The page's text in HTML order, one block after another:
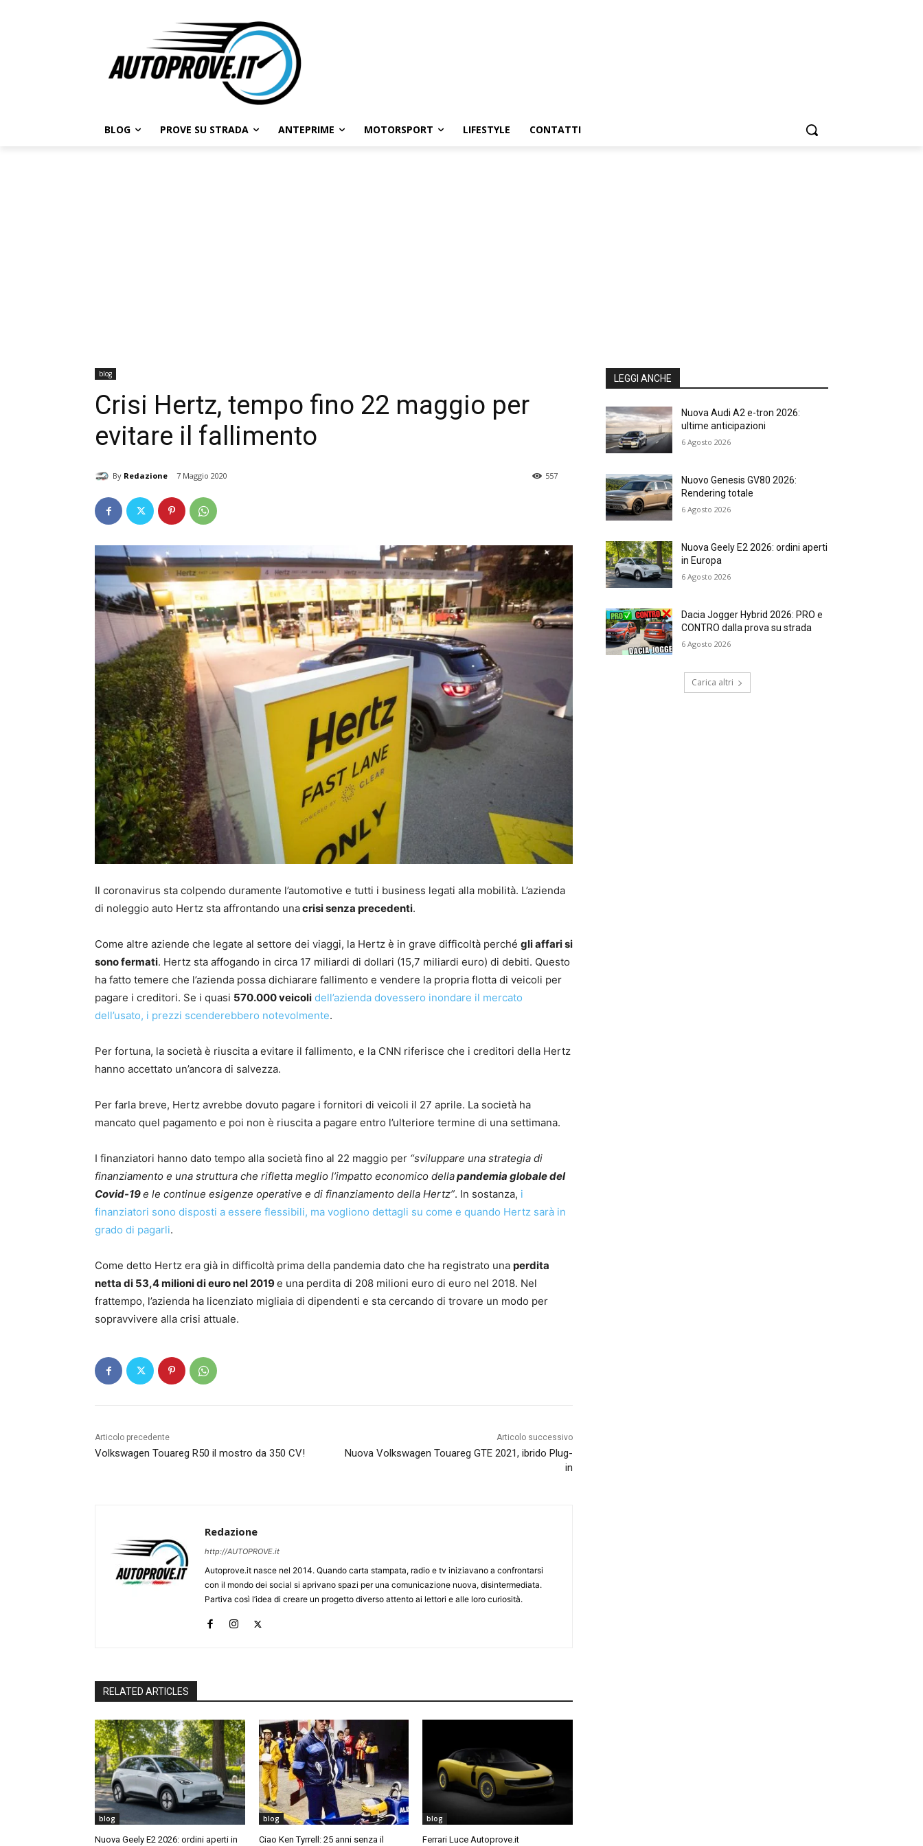
BLOG PROVE SU STRADA ANTEPRIME MOTORSPORT LIFESTYLE CONTATTI
blog
Crisi Hertz, tempo fino 22 maggio per
evitare il fallimento
By Redazione 7 Maggio 2020 557
Il coronavirus sta colpendo duramente l’automotive e tutti i business legati alla mobilità. L’azienda
di noleggio auto Hertz sta affrontando unacrisi senza precedenti.
Come altre aziende che legate al settore dei viaggi, la Hertz è in grave difficoltà perché gli affari si
sono fermati. Hertz sta affogando in circa 17 miliardi di dollari (15,7 miliardi euro) di debiti. Questo
ha fatto temere che l’azienda possa dichiarare fallimento e vendere la propria flotta di veicoli per
pagare i creditori. Se i quasi 570.000 veicoli dell’azienda dovessero inondare il mercato
dell’usato, i prezzi scenderebbero notevolmente.
Per fortuna, la società è riuscita a evitare il fallimento, e la CNN riferisce che i creditori della Hertz
hanno accettato un’ancora di salvezza.
Per farla breve, Hertz avrebbe dovuto pagare i fornitori di veicoli il 27 aprile. La società ha
mancato quel pagamento e poi non è riuscita a pagare entro l’ulteriore termine di una settimana.
I finanziatori hanno dato tempo alla società fino al 22 maggio per “sviluppare una strategia di
finanziamento e una struttura che rifletta meglio l’impatto economico dellapandemia globale del
Covid-19e le continue esigenze operative e di finanziamento della Hertz”. In sostanza, i
finanziatori sono disposti a essere flessibili, ma vogliono dettagli su come e quando Hertz sarà in
grado di pagarli.
Come detto Hertz era già in difficoltà prima della pandemia dato che ha registrato una perdita
netta di 53,4 milioni di euro nel 2019e una perdita di 208 milioni euro di euro nel 2018. Nel
frattempo, l’azienda ha licenziato migliaia di dipendenti e sta cercando di trovare un modo per
sopravvivere alla crisi attuale.
Articolo precedente
Volkswagen Touareg R50 il mostro da 350 CV!
Articolo successivo
Nuova Volkswagen Touareg GTE 2021, ibrido Plug-
in
Redazione
http://AUTOPROVE.it
Autoprove.it nasce nel 2014. Quando carta stampata, radio e tv iniziavano a confrontarsi
con il mondo dei social si aprivano spazi per una comunicazione nuova, disintermediata.
Partiva così l’idea di creare un progetto diverso attento ai lettori e alle loro curiosità.
RELATED ARTICLES
blog
Nuova Geely E2 2026: ordini aperti in
blog
Ciao Ken Tyrrell: 25 anni senza il
blog
Ferrari Luce Autoprove.it
LEGGI ANCHE
Nuova Audi A2 e-tron 2026:
ultime anticipazioni
6 Agosto 2026
Nuovo Genesis GV80 2026:
Rendering totale
6 Agosto 2026
Nuova Geely E2 2026: ordini aperti
in Europa
6 Agosto 2026
Dacia Jogger Hybrid 2026: PRO e
CONTRO dalla prova su strada
6 Agosto 2026
Carica altri